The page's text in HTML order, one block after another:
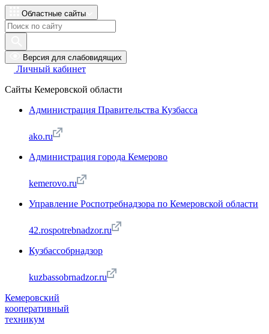
Областные сайты
Версия для слабовидящих
Личный кабинет
Сайты Кемеровской области
Администрация Правительства Кузбасса
ako.ru
Администрация города Кемерово
kemerovo.ru
Управление Роспотребнадзора по Кемеровской области
42.rospotrebnadzor.ru
Кузбассобрнадзор
kuzbassobrnadzor.ru
Кемеровский
кооперативный
техникум